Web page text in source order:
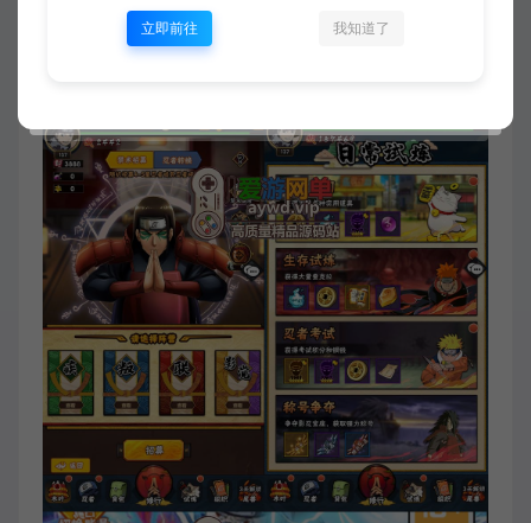
立即前往 我知道了